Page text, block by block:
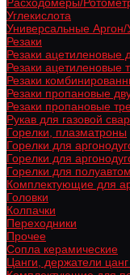
Углекислота
Универсальные Аргон/
Резаки
Резаки ацетиленовые
Резаки ацетиленовые
Резаки
Резаки пропановые
Резаки пропановые
Рукав для газовой
Горелки, плазматроны
Горелки для
Горелки для
Горелки для
Комплектующие для
Головки
Колпачки
Переходники
Прочее
Сопла керамические
Цанги, держатели